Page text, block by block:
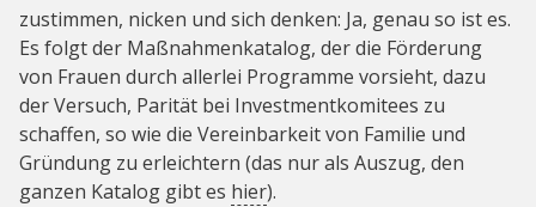
zustimmen, nicken und sich denken: Ja, genau so ist es.
Es folgt der Maßnahmenkatalog, der die Förderung
von Frauen durch allerlei Programme vorsieht, dazu
der Versuch, Parität bei Investmentkomitees zu
schaffen, so wie die Vereinbarkeit von Familie und
Gründung zu erleichtern (das nur als Auszug, den
ganzen Katalog gibt es hier).